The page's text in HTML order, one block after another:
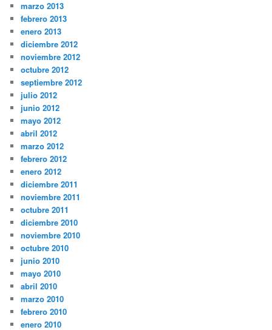
marzo 2013
febrero 2013
enero 2013
diciembre 2012
noviembre 2012
octubre 2012
septiembre 2012
julio 2012
junio 2012
mayo 2012
abril 2012
marzo 2012
febrero 2012
enero 2012
diciembre 2011
noviembre 2011
octubre 2011
diciembre 2010
noviembre 2010
octubre 2010
junio 2010
mayo 2010
abril 2010
marzo 2010
febrero 2010
enero 2010